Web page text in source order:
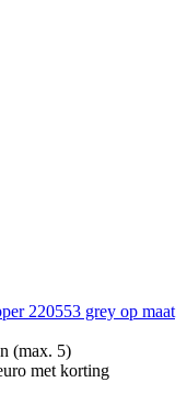
220553 grey op maat
(max. 5)
met korting